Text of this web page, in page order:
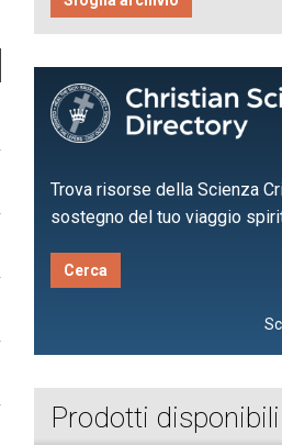
Trova risorse della Scienza
sostegno del tuo viaggio
Cerca
Prodotti disponibili